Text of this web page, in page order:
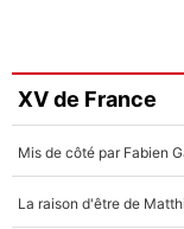
XV de France